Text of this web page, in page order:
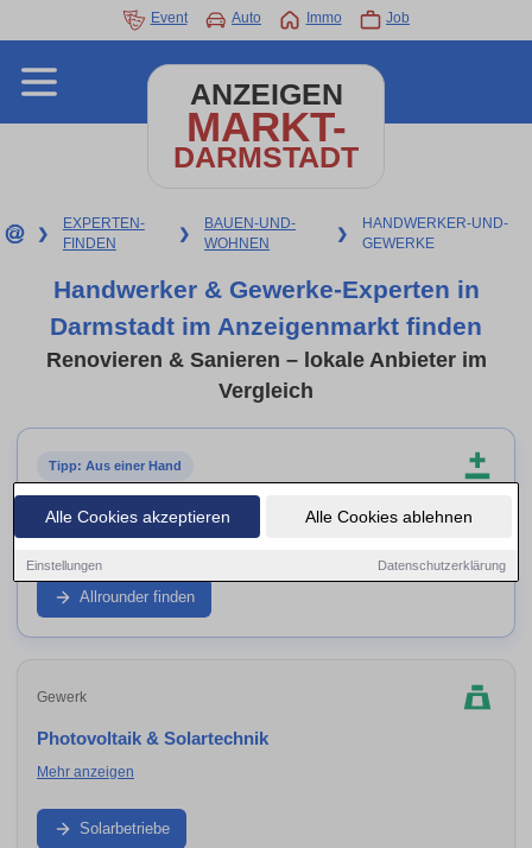
Alle Cookies akzeptieren Alle Cookies ablehnen
Einstellungen Datenschutzerklärung
Event Auto Immo Job
ANZEIGEN
MARKT-
DARMSTADT
❯
EXPERTEN-
FINDEN
❯
BAUEN-UND-
WOHNEN
❯
HANDWERKER-UND-
GEWERKE
Handwerker & Gewerke-Experten in
Darmstadt im Anzeigenmarkt finden
Renovieren & Sanieren – lokale Anbieter im
Vergleich
Tipp: Aus einer Hand
Allrounder & Sanierungsbetriebe
Mehr anzeigen
Wenn du mehrere Gewerke aus einer Hand suchst: Finde
Sanierungsbetriebe und Generalunternehmer in
Umbgebungen – ideal für Komplettsanierung, Ausbau,
Allrounder finden
Gewerk
Photovoltaik & Solartechnik
Mehr anzeigen
PV-Anlage, Speicher, Wechselrichter und Einspeisung: Finde
Solarteure in Umbgebungen – von Beratung bis
Solarbetriebe